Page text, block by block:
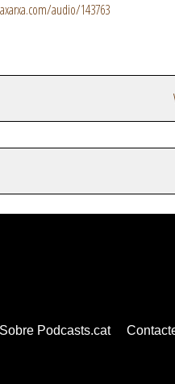
audio/143763
Sobre Podcasts.cat